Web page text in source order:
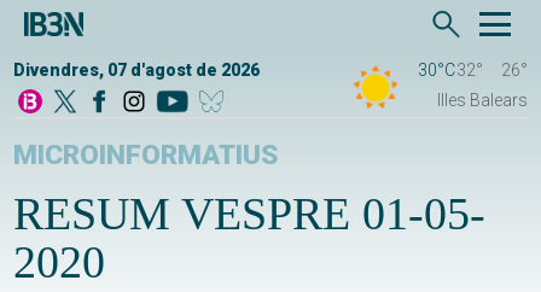
Divendres, 07 d'agost de 2026 30°C32°
26°
Illes Balears
MICROINFORMATIUS
RESUM VESPRE 01-05-
2020